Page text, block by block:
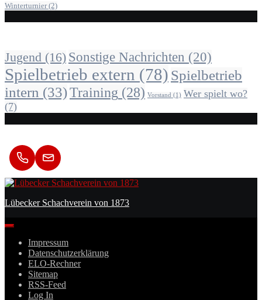
Winterturnier(2)
Jugend (16) Sonstige Nachrichten (20)
Spielbetrieb extern (78) Spielbetrieb
intern (33)Training (28) Vorstand (1) Wer spielt wo?
(7)
Lübecker Schachverein von 1873
Impressum
Datenschutzerklärung
ELO-Rechner
Sitemap
RSS-Feed
Log In